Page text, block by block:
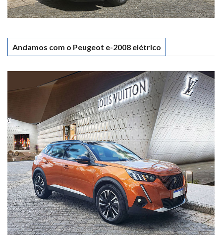
Andamos com o Peugeot e-2008 elétrico